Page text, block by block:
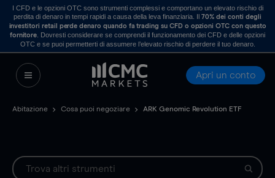
I CFD e le opzioni OTC sono strumenti complessi e comportano un elevato rischio di
perdita di denaro in tempi rapidi a causa della leva finanziaria. Il70% dei conti degli
investitori retail perde denaro quando fa trading su CFD o opzioni OTC con questo
fornitore . Dovresti considerare se comprendi il funzionamento dei CFD e delle opzioni
OTC e se puoi permetterti di assumere l’elevato rischio di perdere il tuo denaro.
Apri un conto
Abitazione Cosa puoi negoziare ARK Genomic Revolution ETF